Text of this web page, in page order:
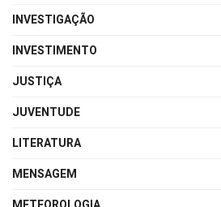
INVESTIGAÇÃO
INVESTIMENTO
JUSTIÇA
JUVENTUDE
LITERATURA
MENSAGEM